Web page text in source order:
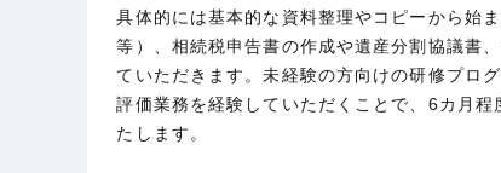
具体的には基本的な資料整理やコピーから始
等）、相続税申告書の作成や遺産分割協議書
ていただきます。未経験の方向けの研修プロ
評価業務を経験していただくことで、6カ月
たします。